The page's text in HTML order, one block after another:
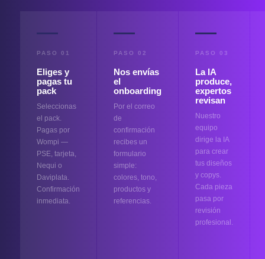
PASO 01
Eliges y
pagas tu
pack
Seleccionas
el pack.
Pagas por
Wompi —
PSE, tarjeta,
Nequi o
Daviplata.
Confirmación
inmediata.
PASO 02
Nos envías
el
onboarding
Por el correo
de
confirmación
recibes un
formulario
simple:
colores, tono,
productos y
referencias.
PASO 03
La IA
produce,
expertos
revisan
Nuestro
equipo
dirige la IA
para crear
tus diseños
y copys.
Cada pieza
pasa por
revisión
profesional.